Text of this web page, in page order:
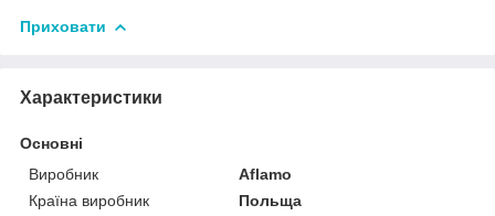
Приховати
Характеристики
Основні
Виробник
Aflamo
Країна виробник
Польща